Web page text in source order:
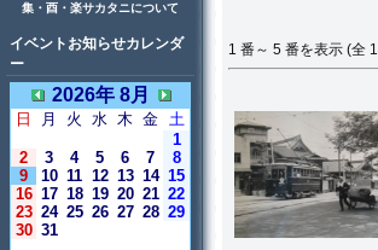
集・酉・楽サカタニについて
イベントお知らせカレンダ
ー
2026年 8月
日 月 火 水 木 金 土
1
2
3 4 5 6 7
8
9
10 11 12 13 14 15
16 17 18 19 20 21 22
23 24 25 26 27 28 29
30 31
1 番～ 5 番を表示 (全